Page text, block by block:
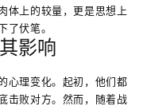
体上的较量，更是思想上
了伏笔。
影响
心理变化。起初，他们都
击败对方。然而，随着战